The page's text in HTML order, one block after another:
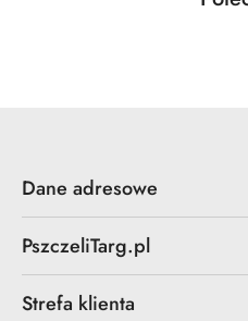
Pomiń karuzelę
Dane adresowe
PszczeliTarg.pl
Strefa klienta